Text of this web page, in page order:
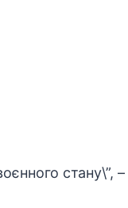
стану\”,